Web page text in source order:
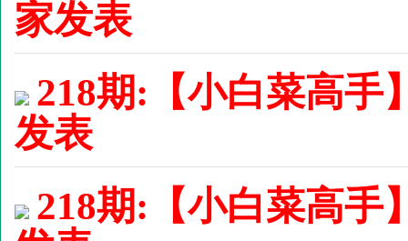
家发表
218期:【小白菜高手
发表
218期:【小白菜高手